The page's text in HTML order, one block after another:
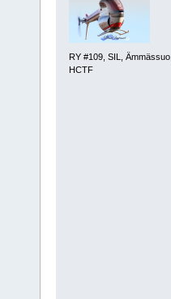
RY #109, SIL, Ämmässuo,
HCTF